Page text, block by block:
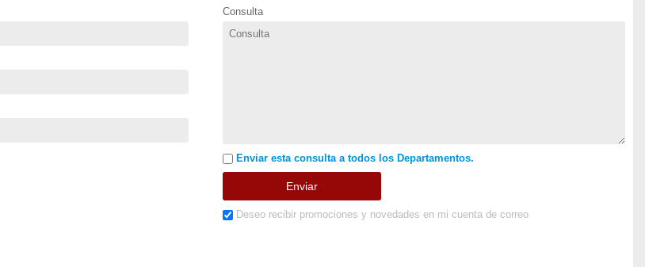
Consulta
Enviar esta consulta a todos los Departamentos.
Deseo recibir promociones y novedades en mi cuenta de correo